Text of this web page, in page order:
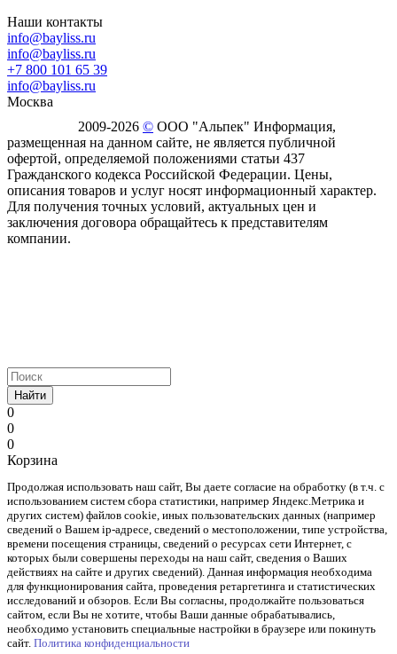
Наши контакты
info@bayliss.ru
info@bayliss.ru
+7 800 101 65 39
info@bayliss.ru
Москва
2009-2026 © ООО "Альпек" Информация,
размещенная на данном сайте, не является публичной
офертой, определяемой положениями статьи 437
Гражданского кодекса Российской Федерации. Цены,
описания товаров и услуг носят информационный характер.
Для получения точных условий, актуальных цен и
заключения договора обращайтесь к представителям
компании.
Найти
0
0
0
Корзина
Продолжая использовать наш cайт, Вы даете согласие на обработку (в т.ч. с
использованием систем сбора статистики, например Яндекс.Метрика и
других систем) файлов cookie, иных пользовательских данных (например
сведений о Вашем ip-адресе, сведений о местоположении, типе устройства,
времени посещения страницы, сведений о ресурсах сети Интернет, с
которых были совершены переходы на наш сайт, сведения о Ваших
действиях на сайте и других сведений). Данная информация необходима
для функционирования сайта, проведения ретаргетинга и статистических
исследований и обзоров. Если Вы согласны, продолжайте пользоваться
сайтом, если Вы не хотите, чтобы Ваши данные обрабатывались,
необходимо установить специальные настройки в браузере или покинуть
сайт. Политика конфиденциальности